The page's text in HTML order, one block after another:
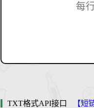
TXT格式API接口 【短